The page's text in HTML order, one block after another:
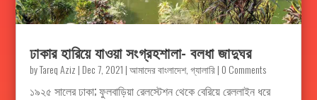
ঢাকার হারিয়ে যাওয়া সংগ্রহশালা- বলধা জাদুঘর
byTareq Aziz | Dec 7, 2021 |আমাদের বাংলাদেশ,গ্যালারি| 0 Comments
১৯২৫ সালের ঢাকা; ফুলবাড়িয়া রেলস্টেশন থেকে বেরিয়ে রেললাইন ধরে